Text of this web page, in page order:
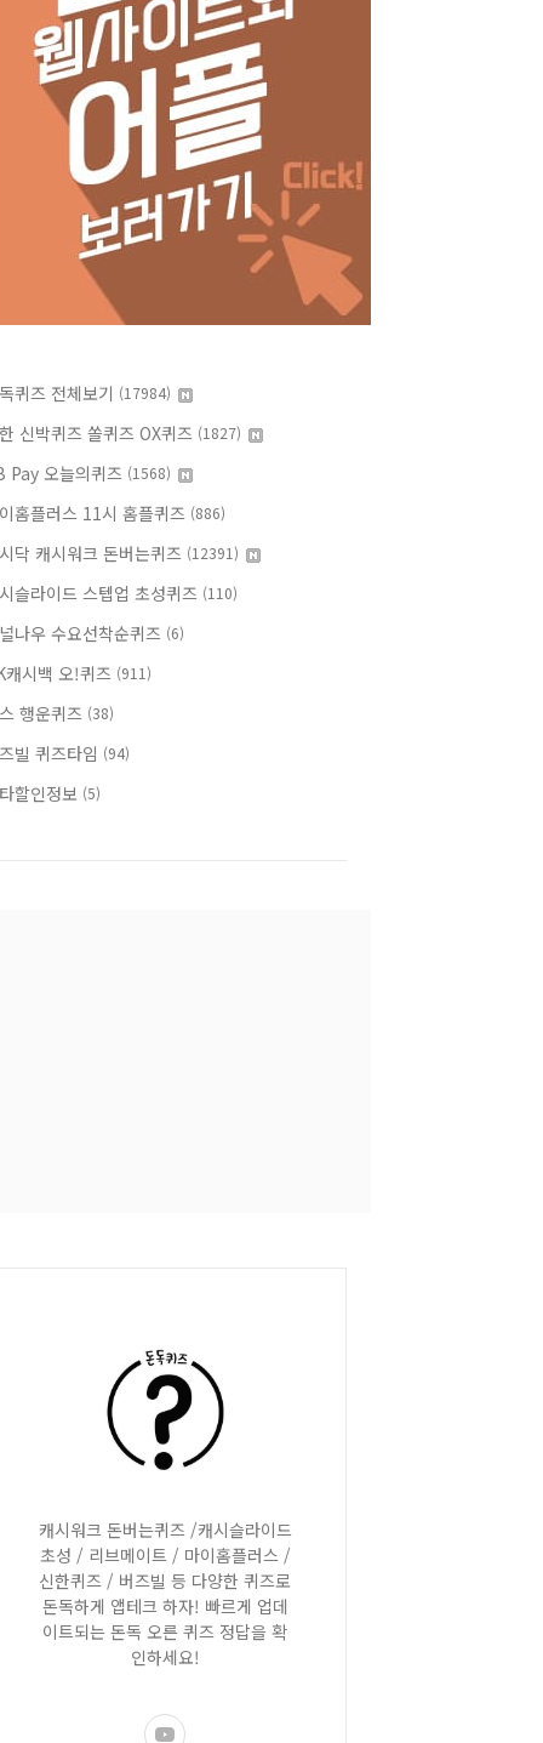
퀴즈 전체보기 (17984)
신박퀴즈 쏠퀴즈 OX퀴즈 (1827)
Pay 오늘의퀴즈 (1568)
홈플러스 11시 홈플퀴즈 (886)
닥 캐시워크 돈버는퀴즈 (12391)
슬라이드 스텝업 초성퀴즈 (110)
나우 수요선착순퀴즈 (6)
캐시백 오!퀴즈 (911)
행운퀴즈 (38)
빌 퀴즈타임 (94)
할인정보 (5)
캐시워크 돈버는퀴즈 /캐시슬라이드
초성 / 리브메이트 / 마이홈플러스 /
신한퀴즈 / 버즈빌 등 다양한 퀴즈로
돈독하게 앱테크 하자! 빠르게 업데
이트되는 돈독 오른 퀴즈 정답을 확
인하세요!